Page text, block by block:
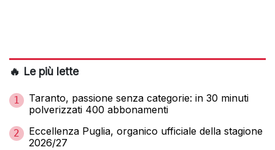
🔥 Le più lette
1
Taranto, passione senza categorie: in 30 minuti
polverizzati 400 abbonamenti
2
Eccellenza Puglia, organico ufficiale della stagione
2026/27